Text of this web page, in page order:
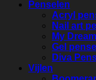
Penselen
Acryl
Nail art
My
Gel
Diva
Vijlen